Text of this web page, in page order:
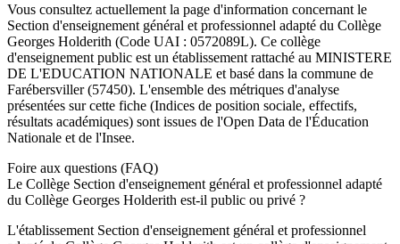
Vous consultez actuellement la page d'information concernant le
Section d'enseignement général et professionnel adapté du Collège
Georges Holderith (Code UAI : 0572089L). Ce collège
d'enseignement public est un établissement rattaché au MINISTERE
DE L'EDUCATION NATIONALE et basé dans la commune de
Farébersviller(57450). L'ensemble des métriques d'analyse
présentées sur cette fiche (Indices de position sociale, effectifs,
résultats académiques) sont issues de l'Open Data de l'Éducation
Nationale et de l'Insee.
Foire aux questions (FAQ)
Le Collège Section d'enseignement général et professionnel adapté
du Collège Georges Holderith est-il public ou privé ?
L'établissement Section d'enseignement général et professionnel